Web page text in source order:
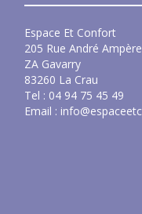
Espace Et Confort
205 Rue André Ampère
ZA Gavarry
83260 La Crau
Tel : 04 94 75 45 49
Email :